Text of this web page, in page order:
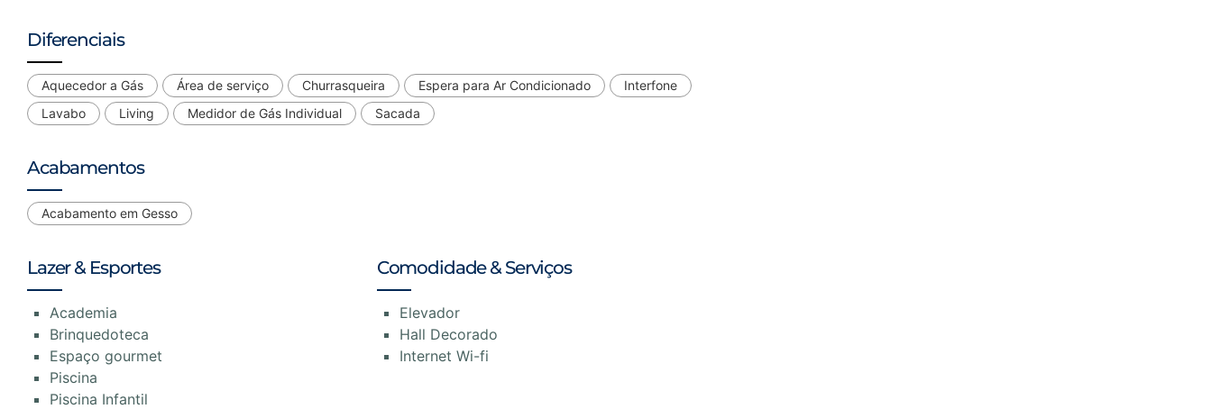
Diferenciais
Aquecedor a Gás Área de serviço Churrasqueira Espera para Ar Condicionado
Interfone
Lavabo
Living Medidor de Gás Individual Sacada
Acabamentos
Acabamento em Gesso
Lazer & Esportes
Academia
Brinquedoteca
Espaço gourmet
Piscina
Piscina Infantil
Comodidade & Serviços
Elevador
Hall Decorado
Internet Wi-fi